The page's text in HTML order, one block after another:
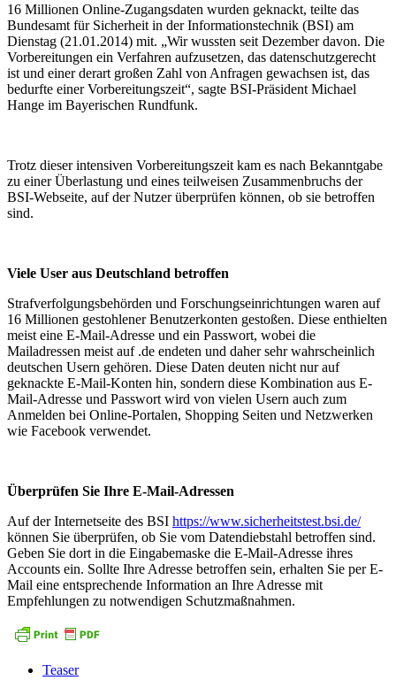
16 Millionen Online-Zugangsdaten wurden geknackt, teilte das
Bundesamt für Sicherheit in der Informationstechnik (BSI) am
Dienstag (21.01.2014) mit. „Wir wussten seit Dezember davon. Die
Vorbereitungen ein Verfahren aufzusetzen, das datenschutzgerecht
ist und einer derart großen Zahl von Anfragen gewachsen ist, das
bedurfte einer Vorbereitungszeit“, sagte BSI-Präsident Michael
Hange im Bayerischen Rundfunk.
Trotz dieser intensiven Vorbereitungszeit kam es nach Bekanntgabe
zu einer Überlastung und eines teilweisen Zusammenbruchs der
BSI-Webseite, auf der Nutzer überprüfen können, ob sie betroffen
sind.
Viele User aus Deutschland betroffen
Strafverfolgungsbehörden und Forschungseinrichtungen waren auf
16 Millionen gestohlener Benutzerkonten gestoßen. Diese enthielten
meist eine E-Mail-Adresse und ein Passwort, wobei die
Mailadressen meist auf .de endeten und daher sehr wahrscheinlich
deutschen Usern gehören. Diese Daten deuten nicht nur auf
geknackte E-Mail-Konten hin, sondern diese Kombination aus E-
Mail-Adresse und Passwort wird von vielen Usern auch zum
Anmelden bei Online-Portalen, Shopping Seiten und Netzwerken
wie Facebook verwendet.
Überprüfen Sie Ihre E-Mail-Adressen
Auf der Internetseite des BSI https://www.sicherheitstest.bsi.de/
können Sie überprüfen, ob Sie vom Datendiebstahl betroffen sind.
Geben Sie dort in die Eingabemaske die E-Mail-Adresse ihres
Accounts ein. Sollte Ihre Adresse betroffen sein, erhalten Sie per E-
Mail eine entsprechende Information an Ihre Adresse mit
Empfehlungen zu notwendigen Schutzmaßnahmen.
Teaser